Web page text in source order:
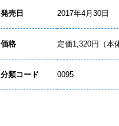
発売日 2017年4月30日
価格 定価1,320円（本
分類コード 0095